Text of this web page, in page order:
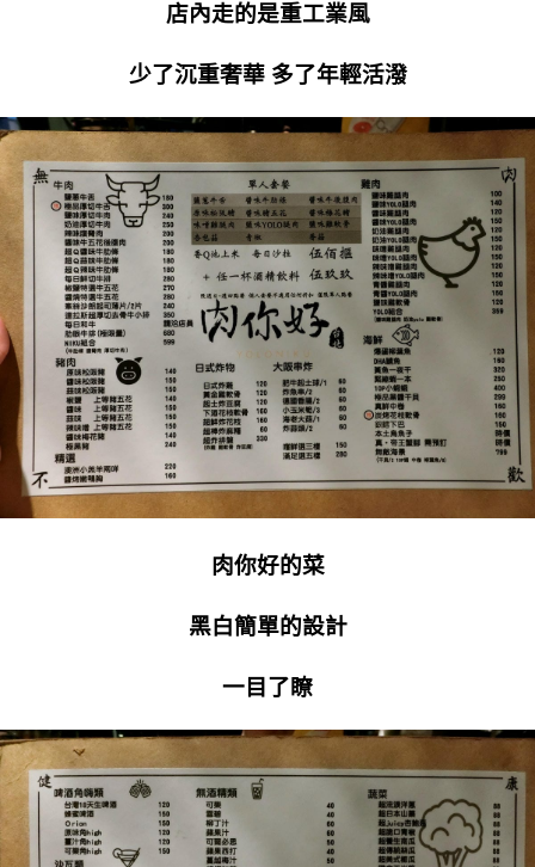
店內走的是重工業風
少了沉重奢華 多了年輕活潑
肉你好的菜
黑白簡單的設計
一目了瞭